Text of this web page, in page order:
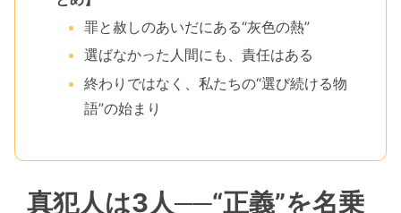
罪と赦しのあいだにある“灰色の熱”
選ばなかった人間にも、責任はある
終わりではなく、私たちの“選び続ける物
語”の始まり
真犯人は3人──“正義”を名乗